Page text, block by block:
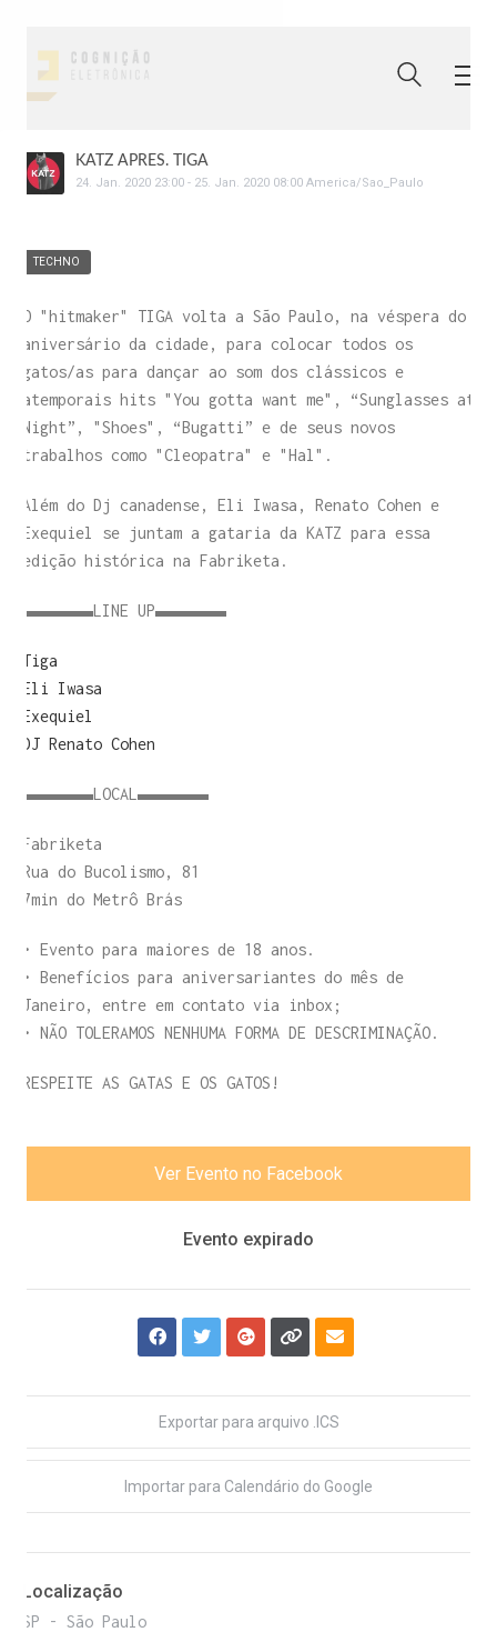
KATZ APRES. TIGA
24. Jan. 2020 23:00 - 25. Jan. 2020 08:00 America/Sao_Paulo
TECHNO
O "hitmaker" TIGA volta a São Paulo, na véspera do
aniversário da cidade, para colocar todos os
gatos/as para dançar ao som dos clássicos e
atemporais hits "You gotta want me", “Sunglasses at
Night”, "Shoes", “Bugatti” e de seus novos
trabalhos como "Cleopatra" e "Hal".
Além do Dj canadense, Eli Iwasa, Renato Cohen e
Exequiel se juntam a gataria da KATZ para essa
edição histórica na Fabriketa.
▬▬▬▬LINE UP▬▬▬▬
Tiga
Eli Iwasa
Exequiel
DJ Renato Cohen
▬▬▬▬LOCAL▬▬▬▬
Fabriketa
Rua do Bucolismo, 81
7min do Metrô Brás
• Evento para maiores de 18 anos.
• Benefícios para aniversariantes do mês de
Janeiro, entre em contato via inbox;
• NÃO TOLERAMOS NENHUMA FORMA DE DESCRIMINAÇÃO.
RESPEITE AS GATAS E OS GATOS!
Ver Evento no Facebook
Evento expirado
Exportar para arquivo .ICS
Importar para Calendário do Google
Localização
SP - São Paulo